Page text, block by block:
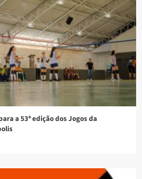
a 53ª edição dos Jogos da